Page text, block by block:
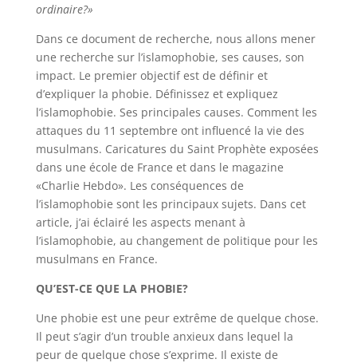
ordinaire?»
Dans ce document de recherche, nous allons mener
une recherche sur l’islamophobie, ses causes, son
impact. Le premier objectif est de définir et
d’expliquer la phobie. Définissez et expliquez
l’islamophobie. Ses principales causes. Comment les
attaques du 11 septembre ont influencé la vie des
musulmans. Caricatures du Saint Prophète exposées
dans une école de France et dans le magazine
«Charlie Hebdo». Les conséquences de
l’islamophobie sont les principaux sujets. Dans cet
article, j’ai éclairé les aspects menant à
l’islamophobie, au changement de politique pour les
musulmans en France.
QU’EST-CE QUE LA PHOBIE?
Une phobie est une peur extrême de quelque chose.
Il peut s’agir d’un trouble anxieux dans lequel la
peur de quelque chose s’exprime. Il existe de